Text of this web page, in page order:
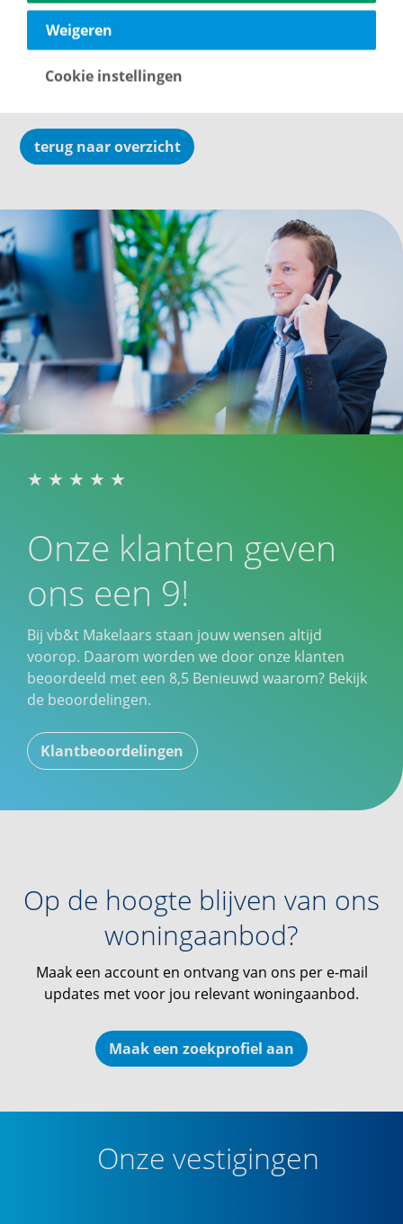
Deze twee soorten klokken zijn tot heden de meest
nauwkeurige soorten, maar dit kan vanwege de
snelle ontwikkeling van technologie nog gauw
veranderen.
terug naar overzicht
Onze klanten geven
ons een 9!
Bij vb&t Makelaars staan jouw wensen altijd
voorop. Daarom worden we door onze klanten
beoordeeld met een 8,5 Benieuwd waarom? Bekijk
de beoordelingen.
Klantbeoordelingen
Op de hoogte blijven van ons
woningaanbod?
Maak een account en ontvang van ons per e-mail
updates met voor jou relevant woningaanbod.
Maak een zoekprofiel aan
Onze vestigingen
Weigeren
Cookie instellingen